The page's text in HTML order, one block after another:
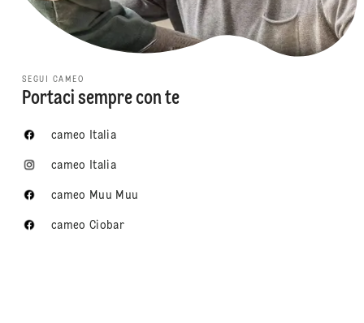
SEGUI CAMEO
Portaci sempre con te
cameo Italia
cameo Italia
cameo Muu Muu
cameo Ciobar